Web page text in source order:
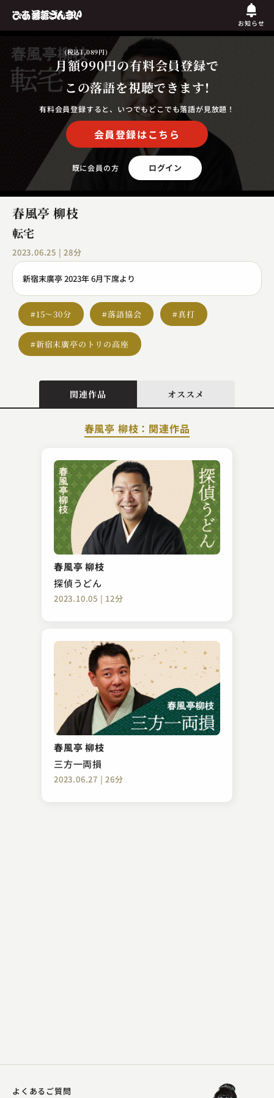
お知らせ
月額990円
(税込1,089円)
の有料会員登録で
この落語を視聴できます!
有料会員登録すると、いつでもどこでも落語が見放題！
会員登録はこちら
既に会員の方 ログイン
春風亭 柳枝
転宅
2023.06.25 | 28分
新宿末廣亭 2023年 6月下席より
#15～30分 #落語協会 #真打
#新宿末廣亭のトリの高座
関連作品 オススメ
春風亭 柳枝：関連作品
春風亭 柳枝
探偵うどん
2023.10.05 | 12分
春風亭 柳枝
三方一両損
2023.06.27 | 26分
春風亭 昇乃進
新聞記事
2024.11.27 | 16分
春風亭 愛橋
動物園
2023.12.15 | 16分
よくあるご質問